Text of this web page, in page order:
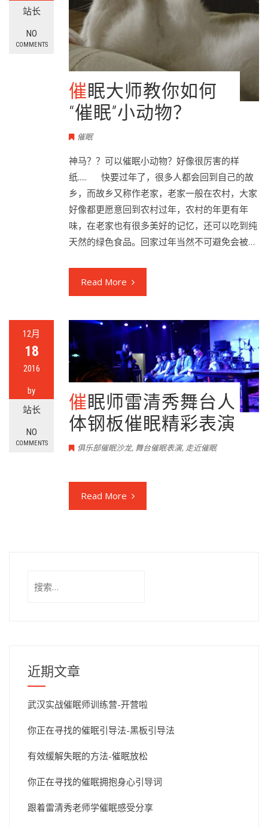
站长
NO
COMMENTS
催眠大师教你如何
“催眠”小动物？
催眠
神马？？可以催眠小动物？好像很厉害的样
纸..... 快要过年了，很多人都会回到自己的故
乡，而故乡又称作老家，老家一般在农村，大家
好像都更愿意回到农村过年，农村的年更有年
味，在老家也有很多美好的记忆，还可以吃到纯
天然的绿色食品。回家过年当然不可避免会被…
Read More
12月
18
2016
by
站长
NO
COMMENTS
催眠师雷清秀舞台人
体钢板催眠精彩表演
俱乐部催眠沙龙, 舞台催眠表演, 走近催眠
Read More
索：
近期文章
武汉实战催眠师训练营-开营啦
你正在寻找的催眠引导法-黑板引导法
有效缓解失眠的方法-催眠放松
你正在寻找的催眠拥抱身心引导词
跟着雷清秀老师学催眠感受分享